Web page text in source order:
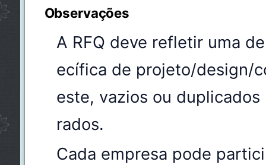
Observações
A RFQ deve refletir uma
ecífica de projeto/design/
este, vazios ou duplicados
rados.
Cada empresa pode